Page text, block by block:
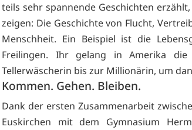
teils sehr spannende Geschichten
zeigen: Die Geschichte von Flucht,
Menschheit. Ein Beispiel ist die
Freilingen. Ihr gelang in Amerika
Tellerwäscherin bis zur Millionärin, um
Kommen. Gehen. Bleiben.
Dank der ersten Zusammenarbeit
Euskirchen mit dem Gymnasium